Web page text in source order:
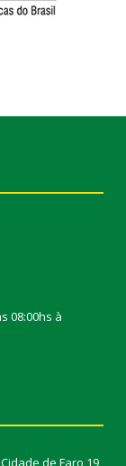
08:00hs à
Cidade de Faro 19